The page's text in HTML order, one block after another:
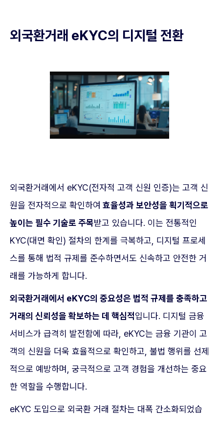
외국환거래 eKYC의 디지털 전환
외국환거래에서 eKYC(전자적 고객 신원 인증)는 고객 신
원을 전자적으로 확인하여 효율성과 보안성을 획기적으로
높이는 필수 기술로 주목받고 있습니다. 이는 전통적인
KYC(대면 확인) 절차의 한계를 극복하고, 디지털 프로세
스를 통해 법적 규제를 준수하면서도 신속하고 안전한 거
래를 가능하게 합니다.
외국환거래에서 eKYC의 중요성은 법적 규제를 충족하고
거래의 신뢰성을 확보하는 데 핵심적입니다. 디지털 금융
서비스가 급격히 발전함에 따라, eKYC는 금융 기관이 고
객의 신원을 더욱 효율적으로 확인하고, 불법 행위를 선제
적으로 예방하며, 궁극적으로 고객 경험을 개선하는 중요
한 역할을 수행합니다.
eKYC 도입으로 외국환 거래 절차는 대폭 간소화되었습